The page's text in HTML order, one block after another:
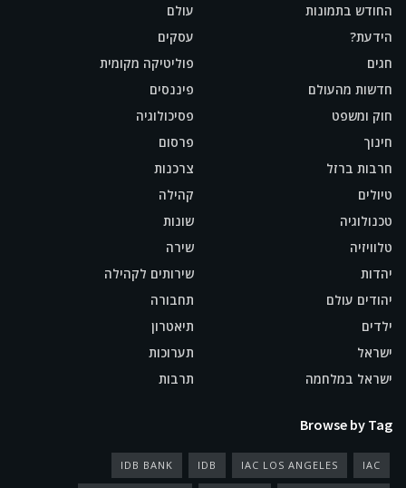
החודש בתמונות
הידעת?
חגים
חדשות מהעולם
חוק ומשפט
חינוך
חרבות ברזל
טיולים
טכנולוגיה
טלוויזיה
יהדות
יהודים עולם
ילדים
ישראל
ישראל במלחמה
עולם
עסקים
פוליטיקה מקומית
פיננסים
פסיכולוגיה
פרסום
צרכנות
קהילה
שונות
שירה
שירותים לקהילה
תחבורה
תיאטרון
תערוכות
תרבות
Browse by Tag
IAC
IAC LOS ANGELES
IDB
IDB BANK